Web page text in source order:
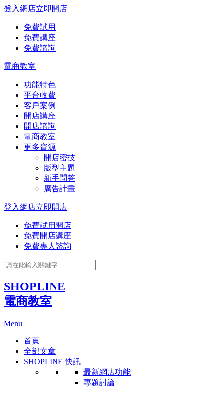
登入網店立即開店
免費試用
免費講座
免費諮詢
電商教室
功能特色
平台收費
客戶案例
開店講座
開店諮詢
電商教室
更多資源
開店密技
版型主題
新手問答
廣告計畫
登入網店立即開店
免費試用開店
免費開店講座
免費專人諮詢
SHOPLINE
電商教室
Menu
首頁
全部文章
SHOPLINE 快訊
最新網店功能
專題討論